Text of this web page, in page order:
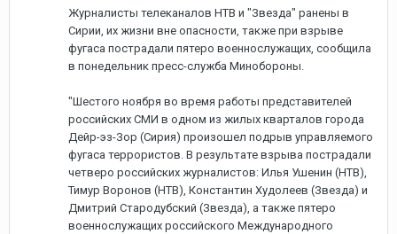
Журналисты телеканалов НТВ и "Звезда" ранены в
Сирии, их жизни вне опасности, также при взрыве
фугаса пострадали пятеро военнослужащих, сообщила
в понедельник пресс-служба Минобороны.
"Шестого ноября во время работы представителей
российских СМИ в одном из жилых кварталов города
Дейр-эз-Зор (Сирия) произошел подрыв управляемого
фугаса террористов. В результате взрыва пострадали
четверо российских журналистов: Илья Ушенин (НТВ),
Тимур Воронов (НТВ), Константин Худолеев (Звезда) и
Дмитрий Стародубский (Звезда), а также пятеро
военнослужащих российского Международного